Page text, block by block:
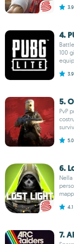
3.9
4.
100
3.9
5.
PvP
5.0
6.
4.1
7.